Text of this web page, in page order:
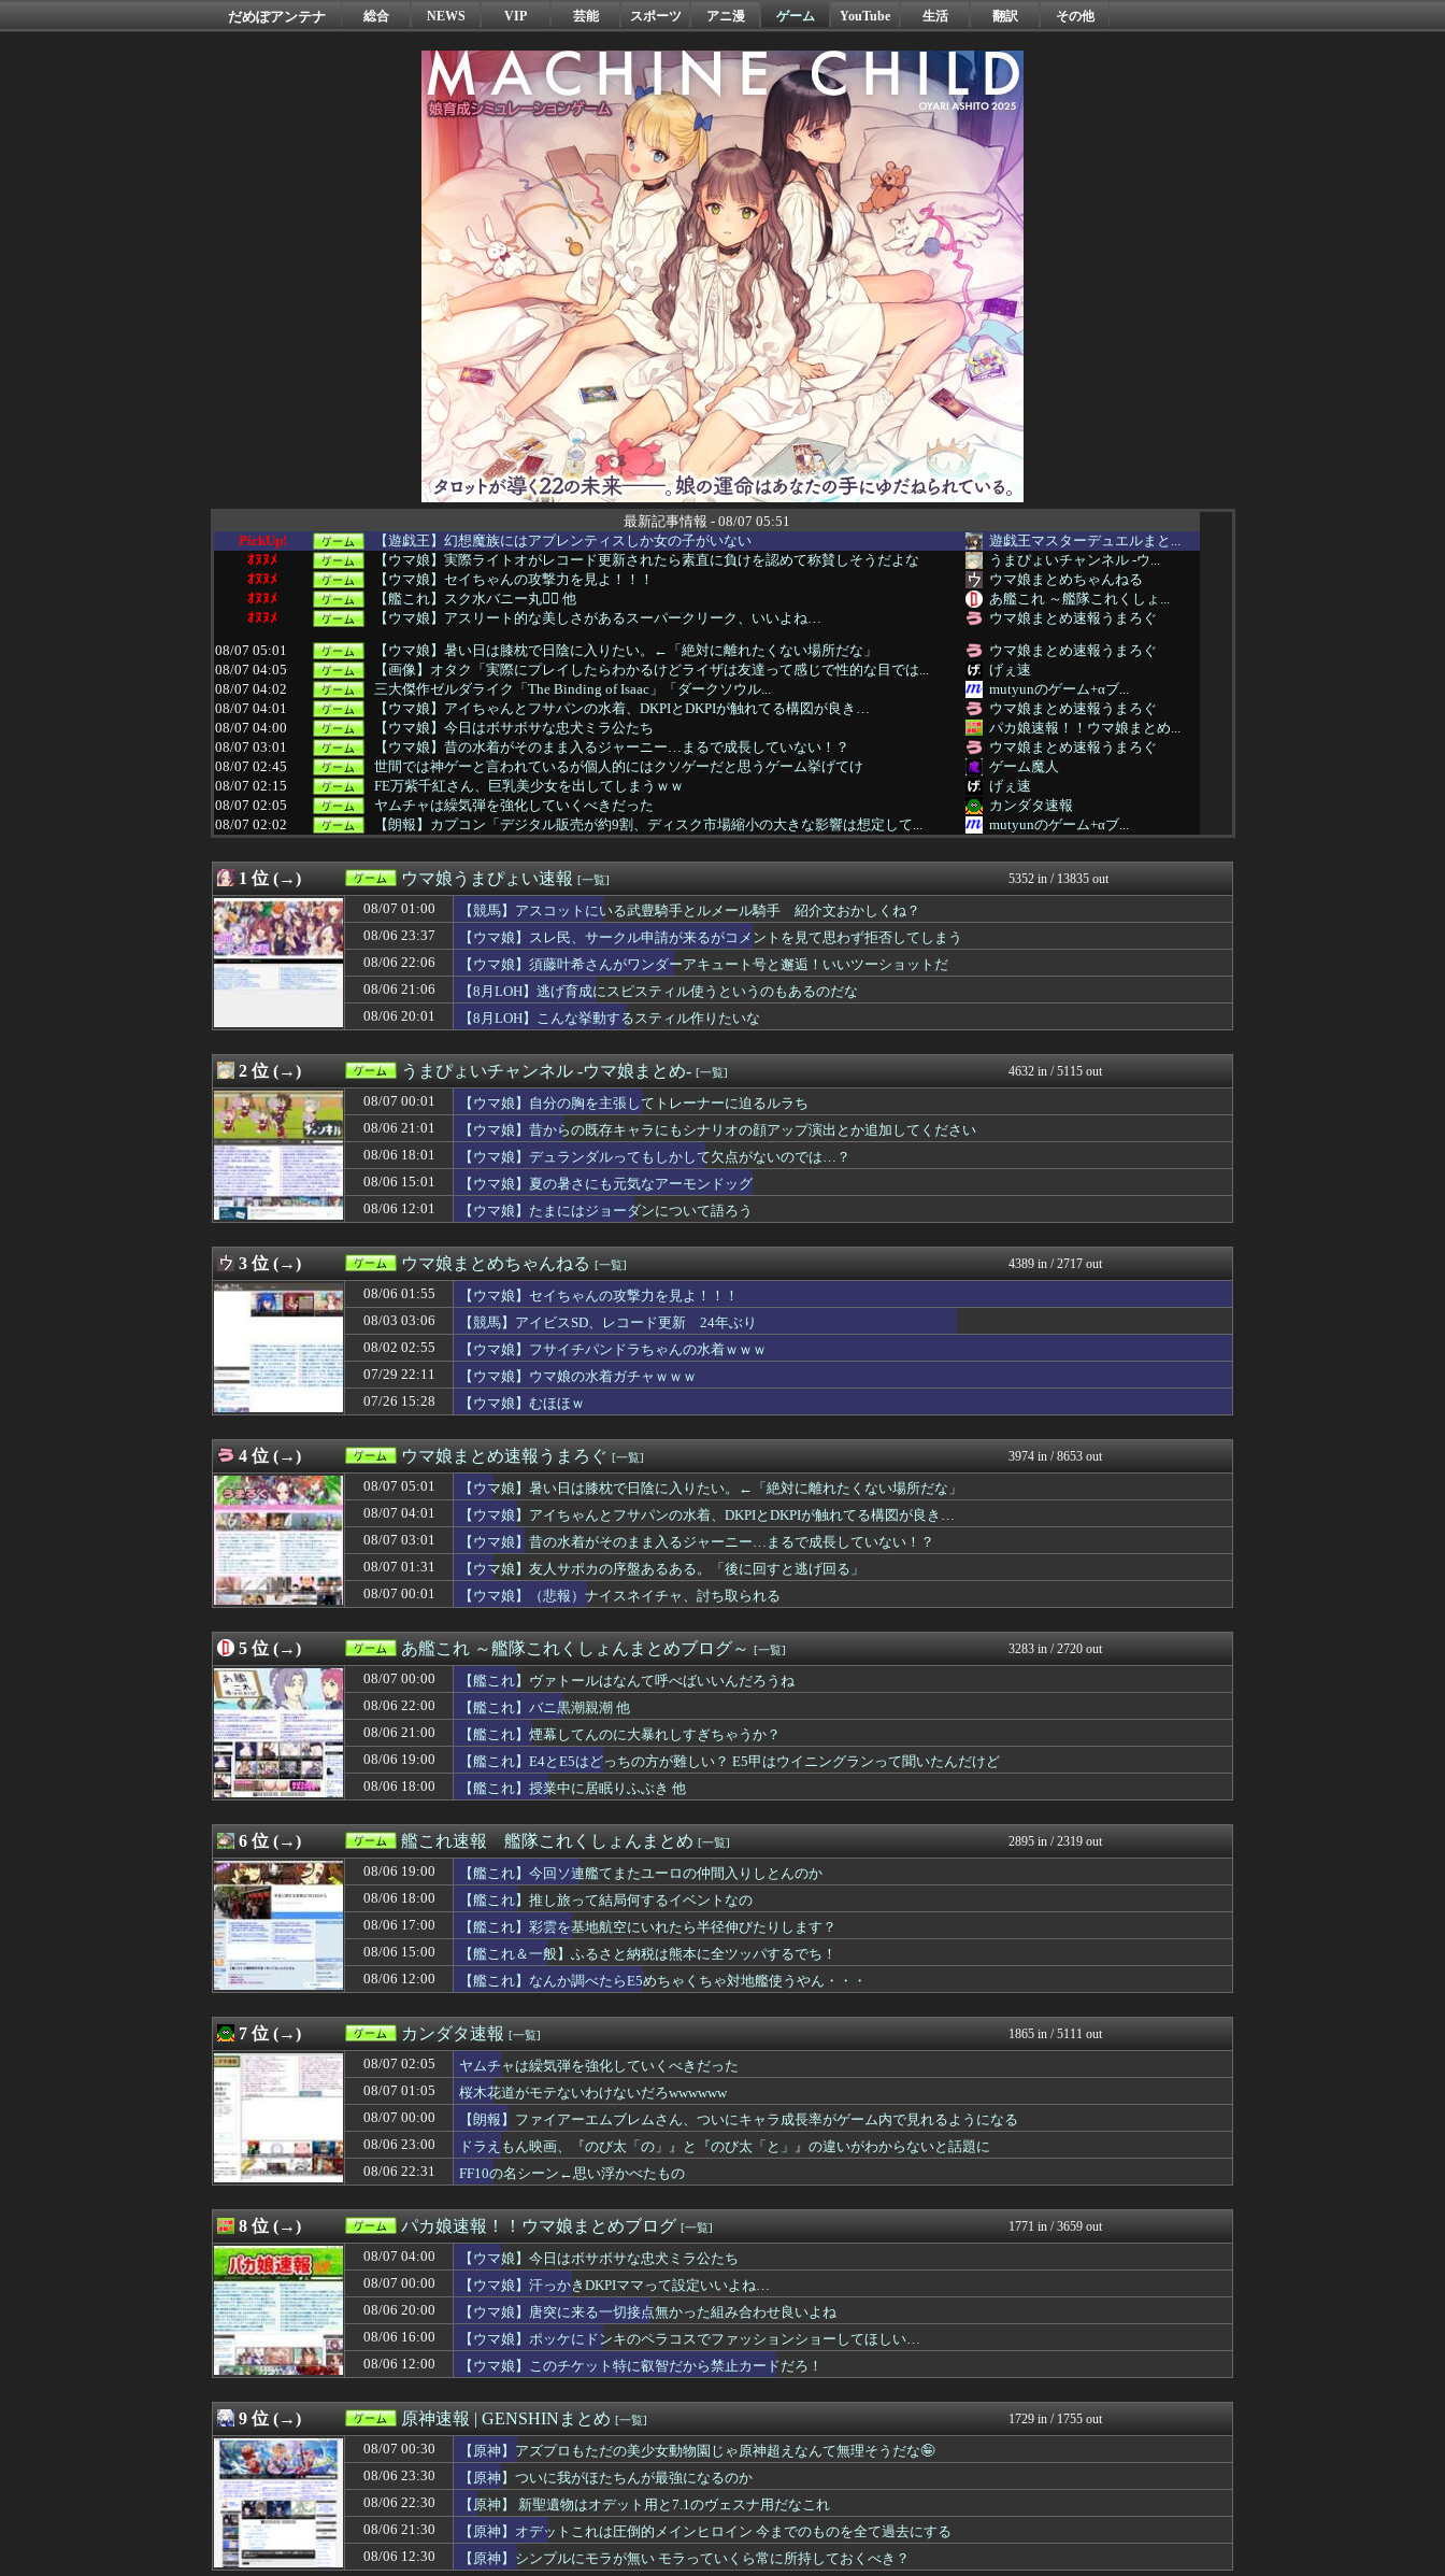
だめぽアンテナ 総合 NEWS VIP 芸能 スポーツ アニ漫 ゲーム YouTube 生活 翻訳 その他
最新記事情報 - 08/07 05:51
PickUp!
【遊戯王】幻想魔族にはアプレンティスしか女の子がいない
遊戯王マスターデュエルまと...
ｵﾇﾇﾒ
【ウマ娘】実際ライトオがレコード更新されたら素直に負けを認めて称賛しそうだよな
うまぴょいチャンネル -ウ...
ｵﾇﾇﾒ
【ウマ娘】セイちゃんの攻撃力を見よ！！！
ウマ娘まとめちゃんねる
ｵﾇﾇﾒ
【艦これ】スク水バニー丸👯‍♀️ 他
あ艦これ ～艦隊これくしょ...
ｵﾇﾇﾒ
【ウマ娘】アスリート的な美しさがあるスーパークリーク、いいよね…
ウマ娘まとめ速報うまろぐ
08/07 05:01
【ウマ娘】暑い日は膝枕で日陰に入りたい。←「絶対に離れたくない場所だな」
ウマ娘まとめ速報うまろぐ
08/07 04:05
【画像】オタク「実際にプレイしたらわかるけどライザは友達って感じで性的な目では...
げぇ速
08/07 04:02
三大傑作ゼルダライク「The Binding of Isaac」「ダークソウル...
mutyunのゲーム+αブ...
08/07 04:01
【ウマ娘】アイちゃんとフサパンの水着、DKPIとDKPIが触れてる構図が良き…
ウマ娘まとめ速報うまろぐ
08/07 04:00
【ウマ娘】今日はボサボサな忠犬ミラ公たち
パカ娘速報！！ウマ娘まとめ...
08/07 03:01
【ウマ娘】昔の水着がそのまま入るジャーニー…まるで成長していない！？
ウマ娘まとめ速報うまろぐ
08/07 02:45
世間では神ゲーと言われているが個人的にはクソゲーだと思うゲーム挙げてけ
ゲーム魔人
08/07 02:15
FE万紫千紅さん、巨乳美少女を出してしまうｗｗ
げぇ速
08/07 02:05
ヤムチャは繰気弾を強化していくべきだった
カンダタ速報
08/07 02:02
【朗報】カプコン「デジタル販売が約9割、ディスク市場縮小の大きな影響は想定して...
mutyunのゲーム+αブ...
08/07 01:05
桜木花道がモテないわけないだろwwwwww
カンダタ速報
08/07 01:00
【競馬】アスコットにいる武豊騎手とルメール騎手 紹介文おかしくね？
ウマ娘うまぴょい速報
08/07 01:00
【遊戯王OCG情報】UTILITY SELECTION収録『聖なる心のバリア ...
08/07 01:00
ヤニネコ・みぃちゃん・のあ先輩・もちづきさん「結婚してください！」←どうする？
ゆるゲーマー遅報
08/07 00:45
『パラノマサイト』っていうゲームを2作連続クリアした
08/07 00:45
【悲報】漫画『ナナとカオル』作者、大腸がんステージ4
08/07 00:30
【FEH】見切り予知の下地、彼が持ってますよ👍🏻
ルフレch. - ファイア...
【原神】アズプロもただの美少女動物園じゃ原神超えなんて無理そうだな🤪
原神速報 | GENSHI...
【モンハンワイルズ】ワイルズ買っといてまだ自分を健常者だと思ってるのヤバすぎだ...
08/07 00:04
【まどマギ】ループものの9割は物語開始時点が既にn周目だったって仕掛けがあるよ...
まどドラまとめ速報 魔法少...
08/07 00:02
ソフトの入れ替えなんて10秒で済むのにそれを面倒くさいとかDL版選ぶ理由だわと...
mutyunのゲーム+αブ...
08/07 00:01
【ウマ娘】自分の胸を主張してトレーナーに迫るルラち
08/07 00:01
【ウマ娘】（悲報）ナイスネイチャ、討ち取られる
ウマ娘まとめ速報うまろぐ
08/07 00:00
【グラブル】エンドレスラグナロクでも周りから塩対応されてた可哀想なボス
08/07 00:00
【ウマ娘】汗っかきDKPIママって設定いいよね…
08/07 00:00
【艦これ】ヴァトールはなんて呼べばいいんだろうね
あ艦これ ～艦隊これくしょ...
08/07 00:00
『キメラ』って倫理観無くせば普通に作れるんか？
ゆるゲーマー遅報
08/07 00:00
【遊戯王OCG情報】UTILITY SELECTION収録『エヴォルカイザー・...
08/07 00:00
【朗報】ファイアーエムブレムさん、ついにキャラ成長率がゲーム内で見れるようにな...
カンダタ速報
08/06 23:45
『太閤立志伝V』って知面白いの？
げぇ速
08/06 23:37
【ウマ娘】スレ民、サークル申請が来るがコメントを見て思わず拒否してしまう
08/06 23:30
【原神】ついに我がほたちんが最強になるのか
原神速報 | GENSHI...
【悲報】GTA6の新トレーラー、ネトフリ独占(6時間先行)ｗｗｗ
08/06 23:03
【遊戯王】なんか「ウィッチクラフト」の新規いるけど強いの？
08/06 23:02
【衰退】「エロゲー」とかいうかつて有能クリエイターを続々と輩出した謎の界隈ww...
mutyunのゲーム+αブ...
08/06 23:01
【ウマ娘】夜に食べるアイスおいち！「きーん」ってするち。
ウマ娘まとめ速報うまろぐ
08/06 23:00
『古き良きRPG』にありがちな事
08/06 23:00
グリーンのラッタ死亡説が本当にそうなのかで揉める話題になってるのを知って驚いて...
アルセウス速報＠ポケモンま...
08/06 23:00
【画像】同級生「迷彩服って効果ないだろ」 それではこちらをごらんください
Y速報
08/06 23:00
【遊戯王ラッシュデュエル情報】君臨のヘッドライナーにイラスト違いの「魔導兵騎ゼ...
08/06 23:00
ドラえもん映画、『のび太「の」』と『のび太「と」』の違いがわからないと話題に
カンダタ速報
08/06 22:31
FF10の名シーン←思い浮かべたもの
08/06 22:30
『グラブルリリンク』新規なんだが6人育成し出して挫折した、これ全キャラ育成する...
08/06 22:30
【原神】 新聖遺物はオデット用と7.1のヴェスナ用だなこれ
08/06 22:15
【週販】Switch2『30,606台』PS5『10,107台』スプラトゥーン...
mutyunのゲーム+αブ...
08/06 22:08
【ウマ娘】あれ？トレーナーを襲わないウマ娘が一人もいなくない？
08/06 22:06
【ウマ娘】須藤叶希さんがワンダーアキュート号と邂逅！いいツーショットだ
ウマ娘うまぴょい速報
08/06 22:02
【ウマ娘】イリテツに対するエアプ疑惑…先月何も言ってなかったのに今月急にスピ3...
ウマ娘まとめ速報うまろぐ
08/06 22:02
抽選に当たったのでSwitch 2買ったけど一切使ってない。ワイだけ？
08/06 22:00
【艦これ】バニ黒潮親潮 他
あ艦これ ～艦隊これくしょ...
08/06 22:00
『スマートウォッチ』って言うほど必要か？
ゆるゲーマー遅報
08/06 22:00
ファイアーエムブレム 万紫千紅さん、白人の美少女を出してしまうwww
08/06 22:00
『ドラゴンボール』最近気付いたけどベジータ一家全員野菜の名前なんだな…
けおけお速報
08/06 22:00
【画像】露悪アニメ化ブーム、はじまるｗｗｗｗｗｗｗ
カンダタ速報
08/06 21:45
エアギアって再アニメ化したら良さそうじゃない？ ちゃんとエロさとか大暮のセンス...
08/06 21:30
【遊戯王情報】遊☆戯☆王デュエルモンスターズ×コラボカフェ本舗BLANC アニ...
08/06 21:30
【原神】オデットこれは圧倒的メインヒロイン 今までのものを全て過去にする
原神速報 | GENSHI...
08/06 21:30
FF4とかいうカッコいい竜騎士が活躍するゲーム最高だよな
08/06 21:28
【モンハンワイルズ】ワイルズの価格改定に文句言ってる奴らは社会を知らない引きこ...
モンハンまとめ速報【モンハ...
08/06 21:06
【8月LOH】逃げ育成にスピスティル使うというのもあるのだな
ウマ娘うまぴょい速報
08/06 21:05
【FE万紫千紅】フォトナ（CV：黒沢ともよ）が紹介！
08/06 21:03
【FF14】寝転がりながら麻雀ができる！Switch2版、携帯麻雀機として滅茶...
08/06 21:02
なぜ日本が誇る巨大IP「北の国から」をオープンワールドゲーム化しないのか？
mutyunのゲーム+αブ...
08/06 21:02
【遊戯王OCG情報】UTILITY SELECTION収録『No.101 S・...
08/06 21:01
【ウマ娘】まるで私のトレーナーさんみたい♪ ←「これぞ恋愛強者スペ一族…」
ウマ娘まとめ速報うまろぐ
08/06 21:00
【東方】獣人キャラの耳どうなってるの問題
08/06 21:00
ライター「Switch2、499ドルでも安い800ドル超えるかも。PS5は直近...
08/06 21:00
【グラブル】毎週選別しないといけないアーティファクトの数がまた増えた…
ミニゴブ速報 ～グラブルま...
08/06 21:00
【艦これ】煙幕してんのに大暴れしすぎちゃうか？
あ艦これ ～艦隊これくしょ...
08/06 21:00
ゲオ「物理メディアが廃止されれば、ゲームはただ消費されるものになってしまう」
ゆるゲーマー遅報
08/06 21:00
大学生のキモオタはなぜエナジードリンク飲んでるアピールするんや
08/06 20:47
【衝撃】SHIENで見つけた一定の人にバカ刺さりそうなオモチャがコチラｗｗｗｗ...
スマブラ屋さん | スマブ...
08/06 20:33
【遊戯王】「シャドール」の事故率高すぎて草
08/06 20:25
フロム以外の高難易度ゲーはやる気が出ない（皆がやってるゲームじゃないと達成感が...
ゲーム魔人
08/06 20:05
おっさん「昔のゲーム売ってくれええええええ(買わない)」
08/06 20:01
『みんなのゴルフ WORLD』制作チームがロードマップ公開、無料の新規コース・...
08/06 20:01
【8月LOH】こんな挙動するスティル作りたいな
08/06 20:00
【朗報】『冥王計画ゼオライマー』さん、たった2回のスパロボ参戦で大人気ロボ作品...
ゆるゲーマー遅報
08/06 20:00
【グラブル】ぐらぶるっ！3150話 たぬき達と戦うアポロニアとシス
08/06 20:00
【ウマ娘】唐突に来る一切接点無かった組み合わせ良いよね
08/06 20:00
『真・女神転生』そういや何が女神で転生なのか全く気にしないでプレイしてた『真・...
けおけお速報
08/06 20:00
【遊戯王ラッシュデュエル情報】君臨のヘッドライナーに「捕らわれの竜姫」、「魔導...
スターライト速報 -遊戯王...
08/06 19:30
FE万紫千紅、アマラン8位wwwwww
Y速報
08/06 19:30
【FEH】今回の錬成で一番強いのマリータじゃね？？？
ルフレch. - ファイア...
08/06 19:11
【モンハンワイルズ】ゲームを発売日に買う最大のメリットってなんすか？
08/06 19:08
【ウマ娘】ネオユニとゼファーは作者がキャラエミュできないせいで二次創作少ない
08/06 19:05
DMC風のゲームとソウルライク系ってどっちが面白いと思う？
げぇ速
08/06 19:05
【遊戯王ラッシュデュエル情報】君臨のヘッドライナーに「サンダービート・クラッシ...
08/06 19:00
【艦これ】今回ソ連艦てまたユーロの仲間入りしとんのか
08/06 19:00
『Sa・Ga2 秘宝伝説』とかいう過大評価ゲーム
ゆるゲーマー遅報
08/06 19:00
【艦これ】E4とE5はどっちの方が難しい？ E5甲はウイニングランって聞いたん...
あ艦これ ～艦隊これくしょ...
1 位 (→) ウマ娘うまぴょい速報 [一覧] 5352 in / 13835 out
08/07 01:00
【競馬】アスコットにいる武豊騎手とルメール騎手 紹介文おかしくね？
08/06 23:37
【ウマ娘】スレ民、サークル申請が来るがコメントを見て思わず拒否してしまう
08/06 22:06
【ウマ娘】須藤叶希さんがワンダーアキュート号と邂逅！いいツーショットだ
08/06 21:06
【8月LOH】逃げ育成にスピスティル使うというのもあるのだな
08/06 20:01
【8月LOH】こんな挙動するスティル作りたいな
2 位 (→) うまぴょいチャンネル -ウマ娘まとめ- [一覧] 4632 in / 5115 out
08/07 00:01
【ウマ娘】自分の胸を主張してトレーナーに迫るルラち
08/06 21:01
【ウマ娘】昔からの既存キャラにもシナリオの顔アップ演出とか追加してください
08/06 18:01
【ウマ娘】デュランダルってもしかして欠点がないのでは…？
08/06 15:01
【ウマ娘】夏の暑さにも元気なアーモンドッグ
08/06 12:01
【ウマ娘】たまにはジョーダンについて語ろう
3 位 (→) ウマ娘まとめちゃんねる [一覧] 4389 in / 2717 out
08/06 01:55
【ウマ娘】セイちゃんの攻撃力を見よ！！！
08/03 03:06
【競馬】アイビスSD、レコード更新 24年ぶり
08/02 02:55
【ウマ娘】フサイチパンドラちゃんの水着ｗｗｗ
07/29 22:11
【ウマ娘】ウマ娘の水着ガチャｗｗｗ
07/26 15:28
【ウマ娘】むほほｗ
4 位 (→) ウマ娘まとめ速報うまろぐ [一覧] 3974 in / 8653 out
08/07 05:01
【ウマ娘】暑い日は膝枕で日陰に入りたい。←「絶対に離れたくない場所だな」
08/07 04:01
【ウマ娘】アイちゃんとフサパンの水着、DKPIとDKPIが触れてる構図が良き…
08/07 03:01
【ウマ娘】昔の水着がそのまま入るジャーニー…まるで成長していない！？
08/07 01:31
【ウマ娘】友人サポカの序盤あるある。「後に回すと逃げ回る」
08/07 00:01
【ウマ娘】（悲報）ナイスネイチャ、討ち取られる
5 位 (→) あ艦これ ～艦隊これくしょんまとめブログ～ [一覧] 3283 in / 2720 out
08/07 00:00
【艦これ】ヴァトールはなんて呼べばいいんだろうね
08/06 22:00
【艦これ】バニ黒潮親潮 他
08/06 21:00
【艦これ】煙幕してんのに大暴れしすぎちゃうか？
08/06 19:00
【艦これ】E4とE5はどっちの方が難しい？ E5甲はウイニングランって聞いたんだけど
08/06 18:00
【艦これ】授業中に居眠りふぶき 他
6 位 (→) 艦これ速報 艦隊これくしょんまとめ [一覧] 2895 in / 2319 out
08/06 19:00
【艦これ】今回ソ連艦てまたユーロの仲間入りしとんのか
08/06 18:00
【艦これ】推し旅って結局何するイベントなの
08/06 17:00
【艦これ】彩雲を基地航空にいれたら半径伸びたりします？
08/06 15:00
【艦これ＆一般】ふるさと納税は熊本に全ツッパするでち！
08/06 12:00
【艦これ】なんか調べたらE5めちゃくちゃ対地艦使うやん・・・
7 位 (→) カンダタ速報 [一覧] 1865 in / 5111 out
08/07 02:05
ヤムチャは繰気弾を強化していくべきだった
08/07 01:05
桜木花道がモテないわけないだろwwwwww
08/07 00:00
【朗報】ファイアーエムブレムさん、ついにキャラ成長率がゲーム内で見れるようになる
08/06 23:00
ドラえもん映画、『のび太「の」』と『のび太「と」』の違いがわからないと話題に
08/06 22:31
FF10の名シーン←思い浮かべたもの
8 位 (→) パカ娘速報！！ウマ娘まとめブログ [一覧] 1771 in / 3659 out
08/07 04:00
【ウマ娘】今日はボサボサな忠犬ミラ公たち
08/07 00:00
【ウマ娘】汗っかきDKPIママって設定いいよね…
08/06 20:00
【ウマ娘】唐突に来る一切接点無かった組み合わせ良いよね
08/06 16:00
【ウマ娘】ポッケにドンキのペラコスでファッションショーしてほしい…
08/06 12:00
【ウマ娘】このチケット特に叡智だから禁止カードだろ！
9 位 (→) 原神速報 | GENSHINまとめ [一覧] 1729 in / 1755 out
08/07 00:30
【原神】アズプロもただの美少女動物園じゃ原神超えなんて無理そうだな🤪
08/06 23:30
【原神】ついに我がほたちんが最強になるのか
08/06 22:30
【原神】 新聖遺物はオデット用と7.1のヴェスナ用だなこれ
08/06 21:30
【原神】オデットこれは圧倒的メインヒロイン 今までのものを全て過去にする
08/06 12:30
【原神】シンプルにモラが無い モラっていくら常に所持しておくべき？